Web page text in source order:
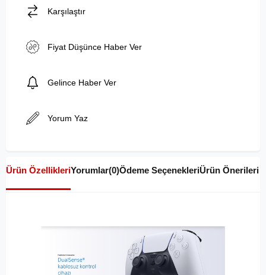
Karşılaştır
Fiyat Düşünce Haber Ver
Gelince Haber Ver
Yorum Yaz
Ürün ÖzellikleriYorumlar(0)Ödeme SeçenekleriÜrün Önerileri